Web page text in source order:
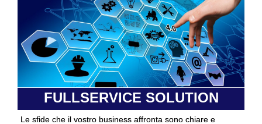
ASSISTENZA
POLITICA
Qualità
PRIVACY
CONTATTI
FULLSERVICE SOLUTION
Le sfide che il vostro business affronta sono chiare e